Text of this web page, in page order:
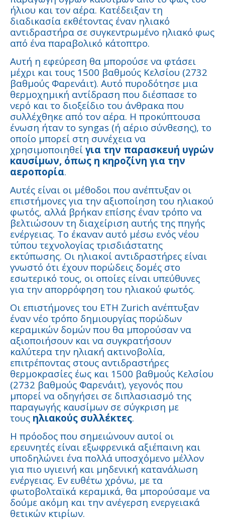
ήλιου και τον αέρα. Κατέδειξαν τη
διαδικασία εκθέτοντας έναν ηλιακό
αντιδραστήρα σε συγκεντρωμένο ηλιακό φως
από ένα παραβολικό κάτοπτρο.
Αυτή η εφεύρεση θα μπορούσε να φτάσει
μέχρι και τους 1500 βαθμούς Κελσίου (2732
βαθμούς Φαρενάιτ). Αυτό πυροδότησε μια
θερμοχημική αντίδραση που διέσπασε το
νερό και το διοξείδιο του άνθρακα που
συλλέχθηκε από τον αέρα. Η προκύπτουσα
ένωση ήταν το syngas (ή αέριο σύνθεσης), το
οποίο μπορεί στη συνέχεια να
χρησιμοποιηθεί για την παρασκευή υγρών
καυσίμων, όπως η κηροζίνη για την
αεροπορία.
Αυτές είναι οι μέθοδοι που ανέπτυξαν οι
επιστήμονες για την αξιοποίηση του ηλιακού
φωτός, αλλά βρήκαν επίσης έναν τρόπο να
βελτιώσουν τη διαχείριση αυτής της πηγής
ενέργειας. Το έκαναν αυτό μέσω ενός νέου
τύπου τεχνολογίας τρισδιάστατης
εκτύπωσης. Οι ηλιακοί αντιδραστήρες είναι
γνωστό ότι έχουν πορώδεις δομές στο
εσωτερικό τους, οι οποίες είναι υπεύθυνες
για την απορρόφηση του ηλιακού φωτός.
Οι επιστήμονες του ETH Zurich ανέπτυξαν
έναν νέο τρόπο δημιουργίας πορώδων
κεραμικών δομών που θα μπορούσαν να
αξιοποιήσουν και να συγκρατήσουν
καλύτερα την ηλιακή ακτινοβολία,
επιτρέποντας στους αντιδραστήρες
θερμοκρασίες έως και 1500 βαθμούς Κελσίου
(2732 βαθμούς Φαρενάιτ), γεγονός που
μπορεί να οδηγήσει σε διπλασιασμό της
παραγωγής καυσίμων σε σύγκριση με
τους ηλιακούς συλλέκτες.
Η πρόοδος που σημειώνουν αυτοί οι
ερευνητές είναι εξωφρενικά αξιέπαινη και
υποδηλώνει ένα πολλά υποσχόμενο μέλλον
για πιο υγιεινή και μηδενική κατανάλωση
ενέργειας. Εν ευθέτω χρόνω, με τα
φωτοβολταϊκά κεραμικά, θα μπορούσαμε να
δούμε ακόμη και την ανέγερση ενεργειακά
θετικών κτιρίων.